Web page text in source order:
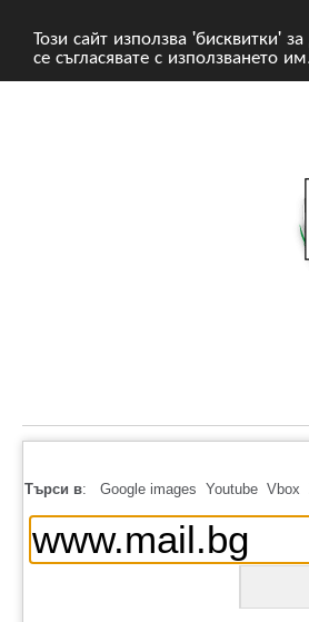
Този сайт използва 'бисквитки'
се съгласявате с използването
Търси в: Google images Youtube Vbox